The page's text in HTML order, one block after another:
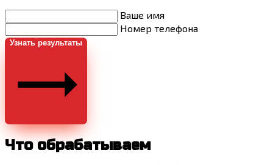
Ваше имя
Номер телефона
Узнать результаты
Что обрабатываем